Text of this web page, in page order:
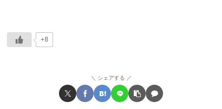
+8
シェアする